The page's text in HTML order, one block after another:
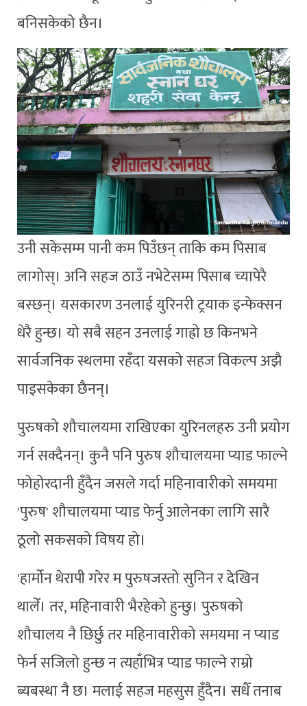
बनिसकेको छैन।
उनी सकेसम्म पानी कम पिउँछन् ताकि कम पिसाब
लागोस्। अनि सहज ठाउँ नभेटेसम्म पिसाब च्यापेरै
बस्छन्। यसकारण उनलाई युरिनरी ट्रयाक इन्फेक्सन
धेरै हुन्छ। यो सबै सहन उनलाई गाह्रो छ किनभने
सार्वजनिक स्थलमा रहँदा यसको सहज विकल्प अझै
पाइसकेका छैनन्।
पुरुषको शौचालयमा राखिएका युरिनलहरु उनी प्रयोग
गर्न सक्दैनन्। कुनै पनि पुरुष शौचालयमा प्याड फाल्ने
फोहोरदानी हुँदैन जसले गर्दा महिनावारीको समयमा
'पुरुष' शौचालयमा प्याड फेर्नु आलेनका लागि सारै
ठूलो सकसको विषय हो।
'हार्मोन थेरापी गरेर म पुरुषजस्तो सुनिन र देखिन
थालेँ। तर, महिनावारी भैरहेको हुन्छु। पुरुषको
शौचालय नै छिर्छु तर महिनावारीको समयमा न प्याड
फेर्न सजिलो हुन्छ न त्यहाँभित्र प्याड फाल्ने राम्रो
ब्यबस्था नै छ। मलाई सहज महसुस हुँदैन। सधैँ तनाब